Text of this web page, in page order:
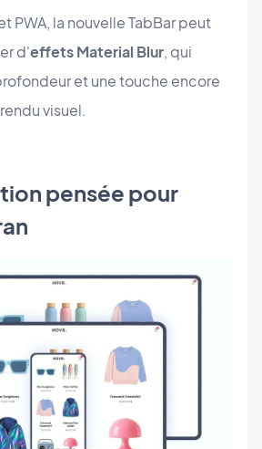
PWA, la nouvelle TabBar peut
d'effets Material Blur, qui
et une touche encore
visuel.
pensée pour